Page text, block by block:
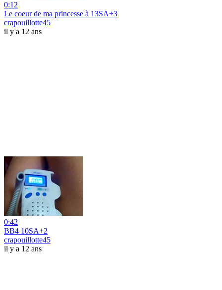
0:12
Le coeur de ma princesse à 13SA+3
crapouillotte45
il y a 12 ans
0:42
BB4 10SA+2
crapouillotte45
il y a 12 ans